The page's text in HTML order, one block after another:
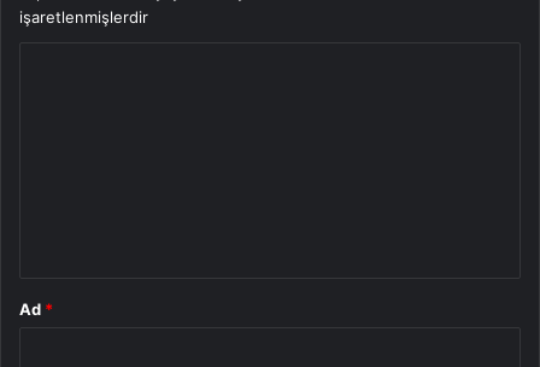
işaretlenmişlerdir
Ad *